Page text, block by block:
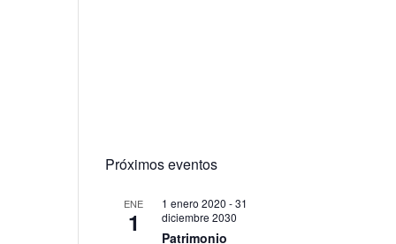
Próximos eventos
ENE
1
1 enero 2020 -31
diciembre 2030
Patrimonio